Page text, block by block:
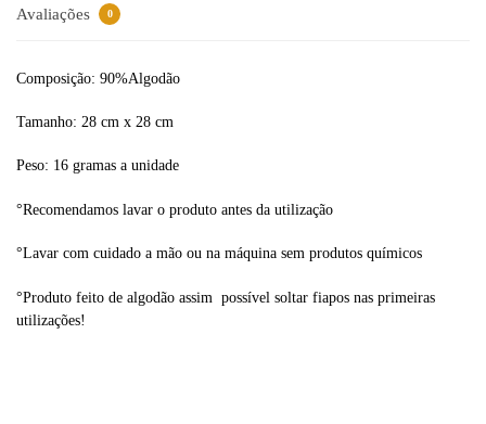
Avaliações 0
Composição: 90%Algodão
Tamanho: 28 cm x 28 cm
Peso: 16 gramas a unidade
°Recomendamos lavar o produto antes da utilização
°Lavar com cuidado a mão ou na máquina sem produtos químicos
°Produto feito de algodão assim possível soltar fiapos nas primeiras
utilizações!